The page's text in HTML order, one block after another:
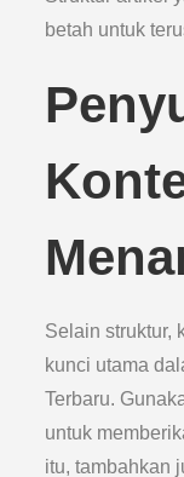
betah untuk
Selain struktur,
kunci utama
Terbaru.
untuk
itu, tambahkan